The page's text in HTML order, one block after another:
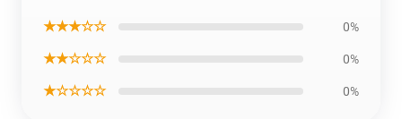
★★★☆☆ 0%
★★☆☆☆ 0%
★☆☆☆☆ 0%